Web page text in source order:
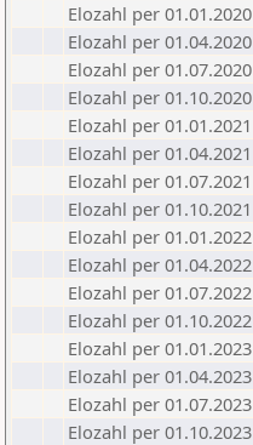
Elozahl per 01.01.2020
Elozahl per 01.04.2020
Elozahl per 01.07.2020
Elozahl per 01.10.2020
Elozahl per 01.01.2021
Elozahl per 01.04.2021
Elozahl per 01.07.2021
Elozahl per 01.10.2021
Elozahl per 01.01.2022
Elozahl per 01.04.2022
Elozahl per 01.07.2022
Elozahl per 01.10.2022
Elozahl per 01.01.2023
Elozahl per 01.04.2023
Elozahl per 01.07.2023
Elozahl per 01.10.2023